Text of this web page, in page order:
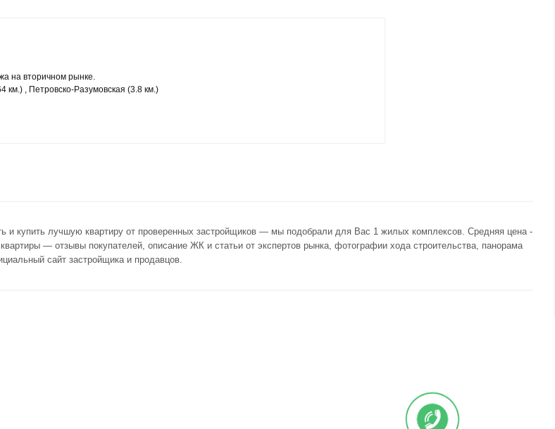
на вторичном рынке.
км.) , Петровско-Разумовская (3.8 км.)
и купить лучшую квартиру от проверенных застройщиков — мы подобрали для Вас 1 жилых комплексов. Средняя цена -
— отзывы покупателей, описание ЖК и статьи от экспертов рынка, фотографии хода строительства, панорама
сайт застройщика и продавцов.